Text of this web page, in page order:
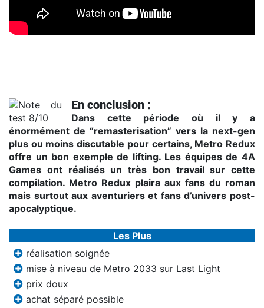
En conclusion :
Dans cette période où il y a
énormément de “remasterisation” vers la next-gen
plus ou moins discutable pour certains, Metro Redux
offre un bon exemple de lifting. Les équipes de 4A
Games ont réalisés un très bon travail sur cette
compilation. Metro Redux plaira aux fans du roman
mais surtout aux aventuriers et fans d’univers post-
apocalyptique.
Les Plus
réalisation soignée
mise à niveau de Metro 2033 sur Last Light
prix doux
achat séparé possible